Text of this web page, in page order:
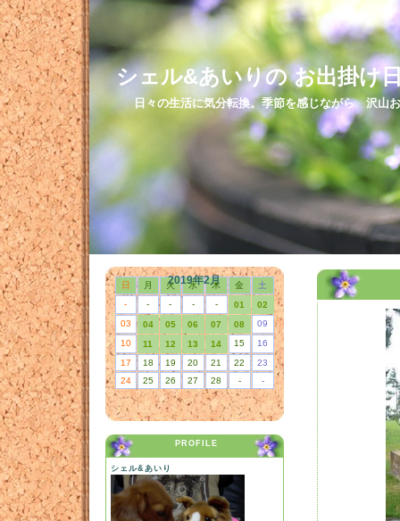
シェル&あいりの お出掛け
日々の生活に気分転換。季節を感じながら 沢山
2019年2月
日 月 火 水 木 金
土
-
- - - - 01
02
03
04 05 06 07 08
09
10
11 12 13 14 15
16
17
18 19 20 21 22
23
24
25 26 27 28 - -
PROFILE
シェル&あいり